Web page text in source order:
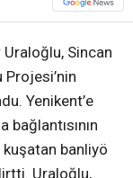
Uraloğlu, Sincan
Yenikent’e
bağlantısının
kuşatan banliyö
Uraloğlu,